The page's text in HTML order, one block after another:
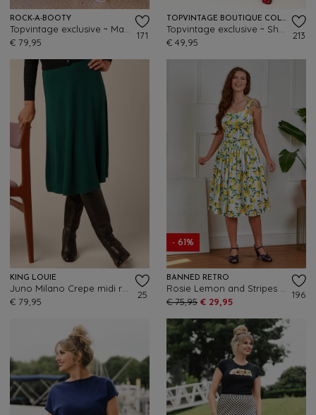
ROCK-A-BOOTY
€ 79,95
171
TOPVINTAGE BOUTIQUE COLLECTION
€ 49,95
213
KING LOUIE
€ 79,95
25
- 61%
BANNED RETRO
€ 75,95 € 29,95
196